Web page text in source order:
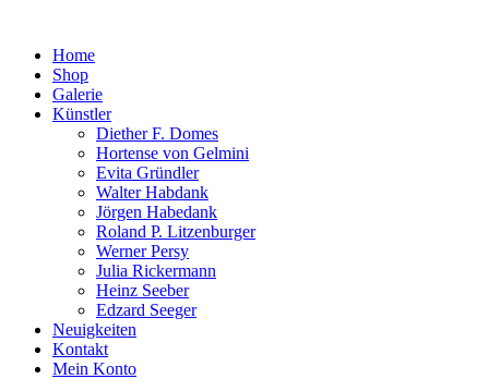
Home
Shop
Galerie
Künstler
Diether F. Domes
Hortense von Gelmini
Evita Gründler
Walter Habdank
Jörgen Habedank
Roland P. Litzenburger
Werner Persy
Julia Rickermann
Heinz Seeber
Edzard Seeger
Neuigkeiten
Kontakt
Mein Konto